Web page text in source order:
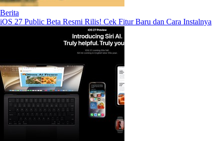
Berita
iOS 27 Public Beta Resmi Rilis! Cek Fitur Baru dan Cara Instalnya